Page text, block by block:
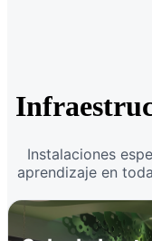
Instalaciones
aprendizaje en